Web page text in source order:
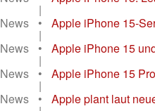
|
News
• Apple iPhone 15-
|
News
• Apple iPhone 15
|
News
• Apple iPhone 15
|
News
• Apple plant laut